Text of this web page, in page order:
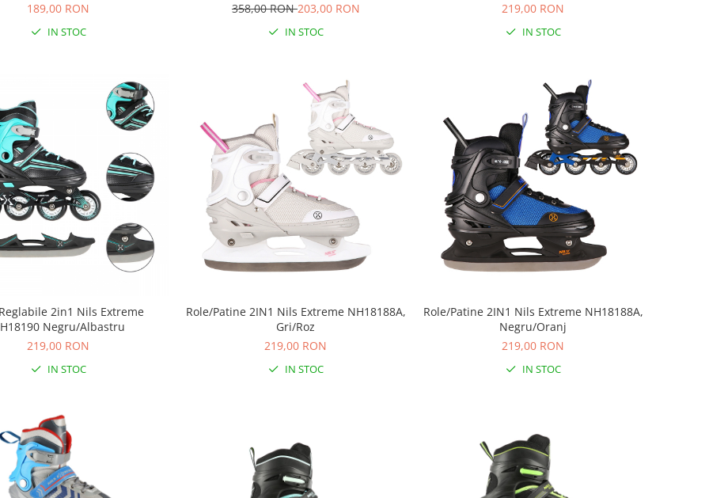
189,00 RON
IN STOC
velcro, cu frana, Marime 27-30, Barbie
358,00 RON203,00 RON
IN STOC
219,00 RON
IN STOC
2in1 Nils Extreme
Negru/Albastru
219,00 RON
IN STOC
Role/Patine 2IN1 Nils Extreme NH18188A,
Gri/Roz
219,00 RON
IN STOC
Role/Patine 2IN1 Nils Extreme NH18188A,
Negru/Oranj
219,00 RON
IN STOC